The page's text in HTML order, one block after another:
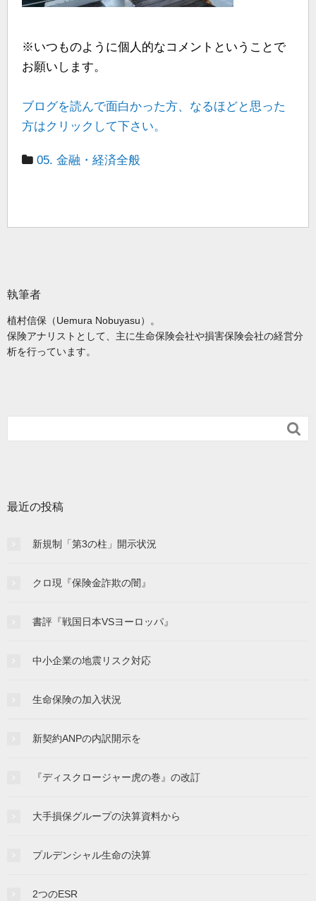
※いつものように個人的なコメントということで
お願いします。
ブログを読んで面白かった方、なるほどと思った
方はクリックして下さい。
05. 金融・経済全般
執筆者
植村信保（Uemura Nobuyasu）。
保険アナリストとして、主に生命保険会社や損害保険会社の経営分
析を行っています。

最近の投稿
新規制「第3の柱」開示状況
クロ現『保険金詐欺の闇』
書評『戦国日本VSヨーロッパ』
中小企業の地震リスク対応
生命保険の加入状況
新契約ANPの内訳開示を
『ディスクロージャー虎の巻』の改訂
大手損保グループの決算資料から
プルデンシャル生命の決算
2つのESR